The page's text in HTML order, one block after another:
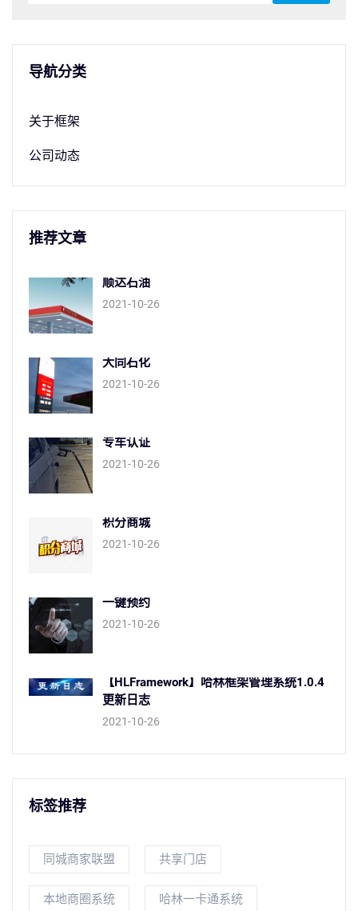
导航分类
关于框架
公司动态
推荐文章
顺达石油
2021-10-26
大同石化
2021-10-26
专车认证
2021-10-26
积分商城
2021-10-26
一键预约
2021-10-26
【HLFramework】哈林框架管理系统1.0.4
更新日志
2021-10-26
标签推荐
同城商家联盟 共享门店
本地商圈系统 哈林一卡通系统